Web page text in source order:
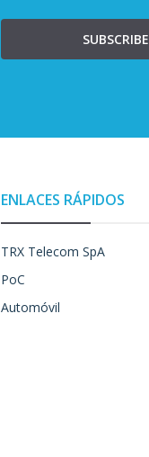
SUBSCRIBE
ENLACES RÁPIDOS
TRX Telecom SpA
PoC
Automóvil